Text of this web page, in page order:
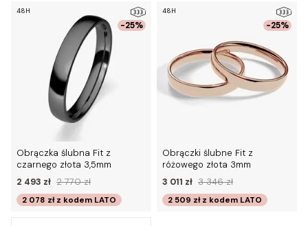
-25%
48H
Obrączka ślubna Fit z
czarnego złota 3,5mm
2 493 zł 2 770 zł
2 078 zł z kodem LATO
-25%
48H
Obrączki ślubne Fit z
różowego złota 3mm
3 011 zł 3 346 zł
2 509 zł z kodem LATO